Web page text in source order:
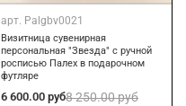
арт. Palgbv0021
Визитница сувенирная
персональная "Звезда" с ручной
росписью Палех в подарочном
футляре
6 600.00 руб8 250.00 руб